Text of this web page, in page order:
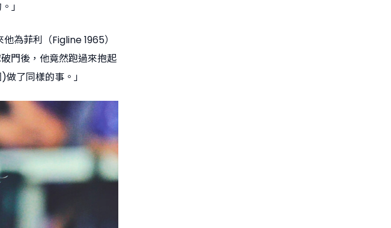
」
為菲利（Figline 1965）
門後，他竟然跑過來抱起
了同樣的事。」